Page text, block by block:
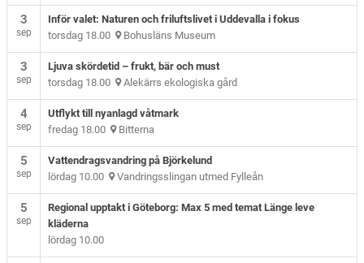
3
sep
Inför valet: Naturen och friluftslivet i Uddevalla i fokus
torsdag 18.00 Bohusläns Museum
3
sep
Ljuva skördetid – frukt, bär och must
torsdag 18.00 Alekärrs ekologiska gård
4
sep
Utflykt till nyanlagd våtmark
fredag 18.00 Bitterna
5
sep
Vattendragsvandring på Björkelund
lördag 10.00 Vandringsslingan utmed Fylleån
5
sep
Regional upptakt i Göteborg: Max 5 med temat Länge leve
kläderna
lördag 10.00